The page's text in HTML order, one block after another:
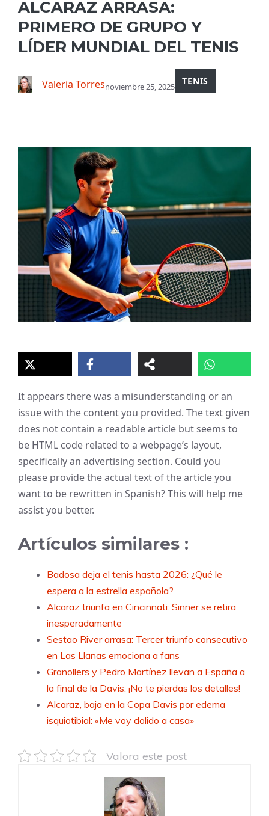
ALCARAZ ARRASA:
PRIMERO DE GRUPO Y
LÍDER MUNDIAL DEL TENIS
Valeria Torresnoviembre 25, 2025 TENIS
It appears there was a misunderstanding or an
issue with the content you provided. The text given
does not contain a readable article but seems to
be HTML code related to a webpage’s layout,
specifically an advertising section. Could you
please provide the actual text of the article you
want to be rewritten in Spanish? This will help me
assist you better.
Artículos similares :
Badosa deja el tenis hasta 2026: ¿Qué le
espera a la estrella española?
Alcaraz triunfa en Cincinnati: Sinner se retira
inesperadamente
Sestao River arrasa: Tercer triunfo consecutivo
en Las Llanas emociona a fans
Granollers y Pedro Martínez llevan a España a
la final de la Davis: ¡No te pierdas los detalles!
Alcaraz, baja en la Copa Davis por edema
isquiotibial: «Me voy dolido a casa»
Valora este post